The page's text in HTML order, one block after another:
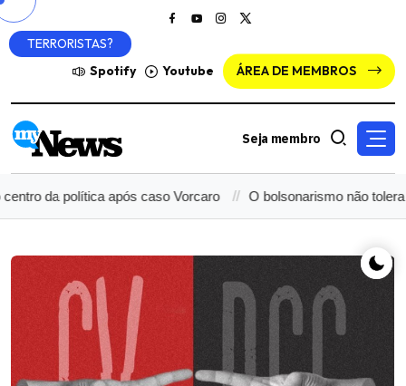
Spotify Youtube ÁREA DE MEMBROS
Seja membro
após caso Vorcaro O bolsonarismo não tolera uma
TERRORISTAS?